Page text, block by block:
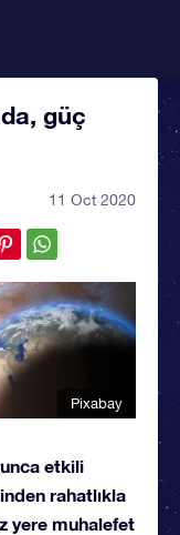
güç
11 Oct 2020
Pixabay
etkili
rahatlıkla
yere muhalefet